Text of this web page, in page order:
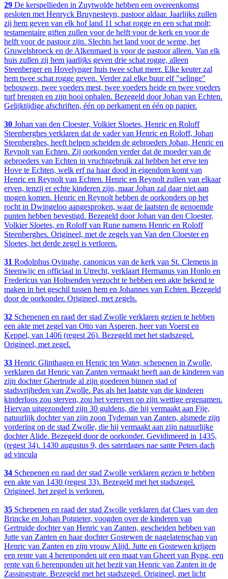
29 De kerspellieden in Zuytwolde hebben een overeenkomst
gesloten met Henryck Bruynesteyn, pastoor aldaar. Jaarlijks zullen
zij hem geven van elk hof land 11 schat rogge en een schat molt;
testamentaire giften zullen voor de helft voor de kerk en voor de
helft voor de pastoor zijn. Slechts het land voor de weme, het
Gruwelsbroeck en de Alkenmaed is voor de pastoor alleen. Van elk
huis zullen zij hem jaarlijks geven drie schat rogge, alleen
Steenberger en Hovelynger huis twee schat meer. Elke keuter zal
hem twee schat rogge geven. Verder zal elke buur elf "selinge"
bebouwen, twee voeders mest, twee voeders heide en twee voeders
turf brengen en zijn hooi ophalen. Bezegeld door Johan van Echten.
Gelijktijdige afschriften, één op perkament en één op papier.
30 Johan van den Cloester, Volkier Sloetes, Henric en Roloff
Steenberghes verklaren dat de vader van Henric en Roloff, Johan
Steenberghes, heeft helpen scheiden de gebroeders Johan, Henric en
Reynolt van Echten. Zij oorkonden verder dat de moeder van de
gebroeders van Echten in vruchtgebruik zal hebben het erve ten
Hove te Echten, welk erf na haar dood in eigendom komt van
Henric en Reynolt van Echten. Henric en Reynolt zullen van elkaar
erven, tenzij er echte kinderen zijn, maar Johan zal daar niet aan
mogen komen. Henric en Reynolt hebben de oorkonders op het
rocht in Dwingeloo aangesproken, waar de laatsten de genoemde
punten hebben bevestigd. Bezegeld door Johan van den Cloester,
Volkier Sloetes, en Roloff van Rune namens Henric en Roloff
Steenberghes. Origineel, met de zegels van Van den Cloester en
Sloetes, het derde zegel is verloren.
31 Rodolphus Ovinghe, canonicus van de kerk van St. Clemens in
Steenwijc en officiaal in Utrecht, verklaart Hermanus van Honlo en
Fredericus van Holtsenden verzocht te hebben een akte bekend te
maken in het geschil tussen hem en Johannes van Echten. Bezegeld
door de oorkonder. Origineel, met zegels.
32 Schepenen en raad der stad Zwolle verklaren gezien te hebben
een akte met zegel van Otto van Asperen, heer van Voerst en
Keppel, van 1406 (regest 26). Bezegeld met het stadszegel.
Origineel, met zegel.
33 Henric Glinthagen en Henric ten Water, schepenen in Zwolle,
verklaren dat Henric van Zanten vermaakt heeft aan de kinderen van
zijn dochter Ghertrude al zijn goederen binnen stad of
stadsvrijheden van Zwolle. Pas als het laatste van die kinderen
kinderloos zou sterven, zou het vererven op zijn wettige ergenamen.
Hiervan uitgezonderd zijn 30 guldens, die hij vermaakt aan Fije,
natuurlijk dochter van zijn zoon Tydeman van Zanten, alsmede zijn
vordering op de stad Zwolle, die hij vermaakt aan zijn natuurlijke
dochter Alide. Bezegeld door de oorkonder. Gevidimeerd in 1435,
(regest 34). 1430 augustus 9, des saterdages nae sante Peters dach
ad vincula
34 Schepenen en raad der stad Zwolle verklaren gezien te hebben
een akte van 1430 (regest 33). Bezegeld met het stadszegel.
Origineel, het zegel is verloren.
35 Schepenen en raad der stad Zwolle verklaren dat Claes van den
Brincke en Johan Potgieter, voogden over de kinderen van
Gertruide dochter van Henric van Zanten, gescheiden hebben van
Jutte van Zanten en haar dochter Gostewen de nagelatenschap van
Henric van Zanten en zijn vrouw Alijd. Jutte en Gostewen krijgen
een rente van 4 herenponden uit een maat van Gheert van Ryng, een
rente van 6 herenponden uit het bezit van Henric van Zanten in de
Zassingstrate. Bezegeld met het stadszegel. Origineel, met licht